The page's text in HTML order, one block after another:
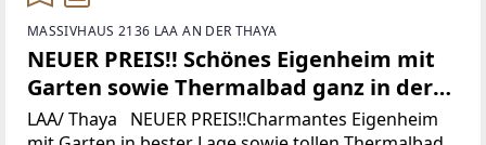
MASSIVHAUS 2136 LAA AN DER THAYA
NEUER PREIS!! Schönes Eigenheim mit
Garten sowie Thermalbad ganz in der
Nähe!
LAA/ Thaya NEUER PREIS!!Charmantes Eigenheim